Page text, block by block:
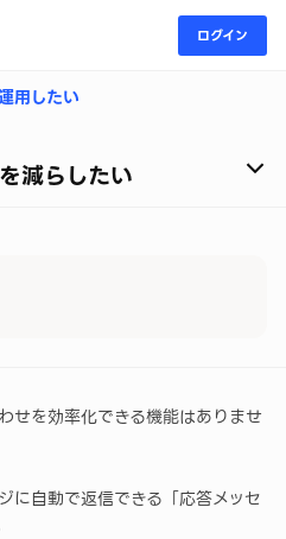
ログイン
用したい
減らしたい
せを効率化できる機能はありませ
に自動で返信できる「応答メッセ